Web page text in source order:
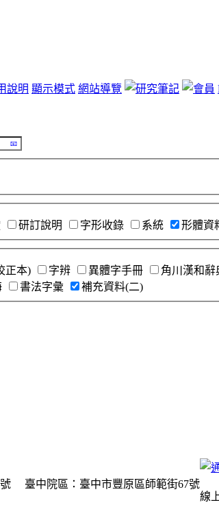
說明 顯示模式 網站導覽
研訂說明 字形收錄 系統 形體資
正本) 字辨 異體字手冊 角川漢和辭
書法字彙 補充資料(二)
臺中院區：臺中市豐原區師範街67號
線